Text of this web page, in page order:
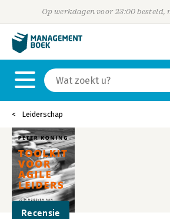
Op werkdagen voor 23:00 besteld,
Leiderschap
Recensie